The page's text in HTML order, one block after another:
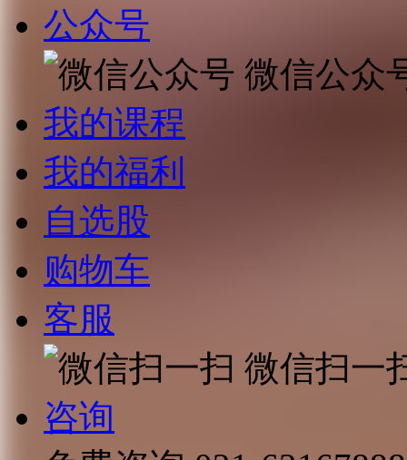
公众号
微信公众
我的课程
我的福利
自选股
购物车
客服
微信扫一
咨询